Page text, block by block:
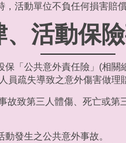
活動單位不負任何損害賠
、活動保
「公共意外責任險」(相
員疏失導致之意外傷害做理
故致第三人體傷、死亡或
發生之公共意外事故。